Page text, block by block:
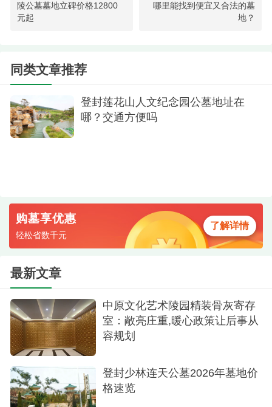
环境清幽和谐：墓位位于规划整齐的园区内，
为什么特别推荐此款墓型？
对于预算在2万元以内的家庭来说，这款定价
18,900元的立碑墓型，无疑是“性价比之王”。它用不
具竞争力。
陵公墓墓地立碑价格12800
元起
哪里能找到便宜又合法的墓
地？
同类文章推荐
登封莲花山人文纪念园公墓地址在
哪？交通方便吗
购墓享优惠
轻松省数千元
了解详情
最新文章
中原文化艺术陵园精装骨灰寄存
室：敞亮庄重,暖心政策让后事从
容规划
登封少林连天公墓2026年墓地价
格速览